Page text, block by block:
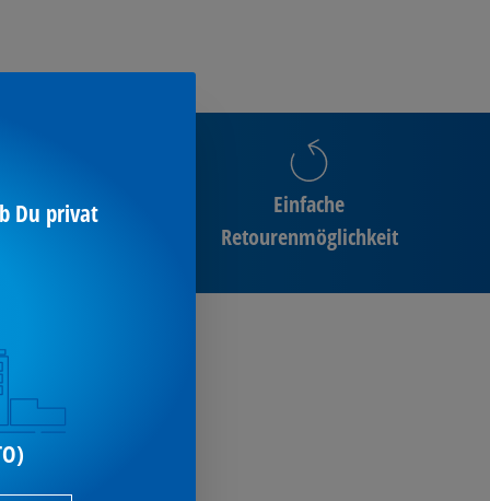
Einfache
Retourenmöglichkeit
Werten
suchen
Du privat